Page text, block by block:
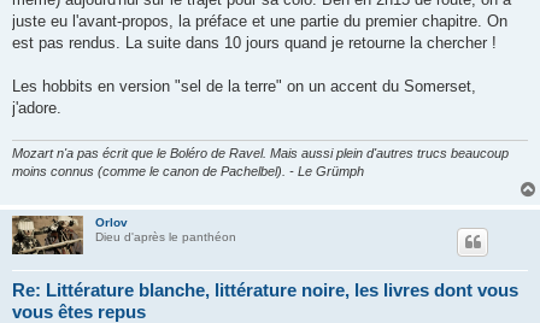
juste eu l'avant-propos, la préface et une partie du premier chapitre. On
est pas rendus. La suite dans 10 jours quand je retourne la chercher !
Les hobbits en version "sel de la terre" on un accent du Somerset,
j'adore.
Mozart n'a pas écrit que le Boléro de Ravel. Mais aussi plein d'autres trucs beaucoup
moins connus (comme le canon de Pachelbel). - Le Grümph
Orlov
Dieu d'après le panthéon
Re: Littérature blanche, littérature noire, les livres dont vous
vous êtes repus